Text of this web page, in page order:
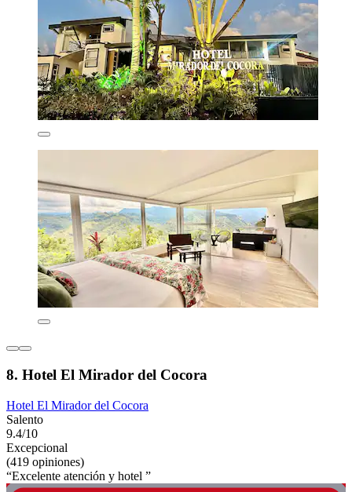
8. Hotel El Mirador del Cocora
Hotel El Mirador del Cocora
Salento
9.4/10
Excepcional
(419 opiniones)
“Excelente atención y hotel ”